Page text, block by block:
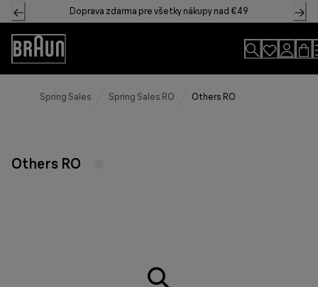
Skip
to
Content
Doprava zdarma pre všetky nákupy nad €49
Accessibility
Statement
Spring Sales Spring Sales RO Others RO
Others RO